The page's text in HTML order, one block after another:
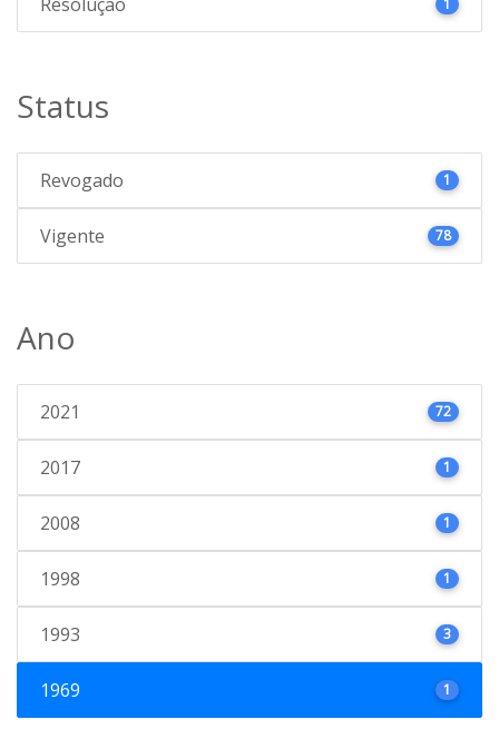
Status
Revogado 1
Vigente 78
Ano
2021 72
2017 1
2008 1
1998 1
1993 3
1969 1